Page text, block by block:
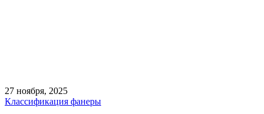
27 ноября, 2025
Классификация фанеры